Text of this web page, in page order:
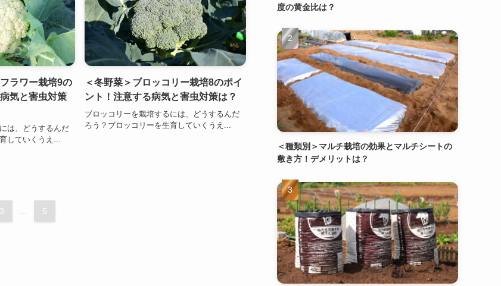
ラワー栽培9の
気と害虫対策
は、どうするんだ
していくうえ...
＜冬野菜＞ブロッコリー栽培8のポイ
ント！注意する病気と害虫対策は？
ブロッコリーを栽培するには、どうするんだ
ろう？ブロッコリーを生育していくうえ...
3 5
度の黄金比は？
＜種類別＞マルチ栽培の効果とマルチシートの
敷き方！デメリットは？